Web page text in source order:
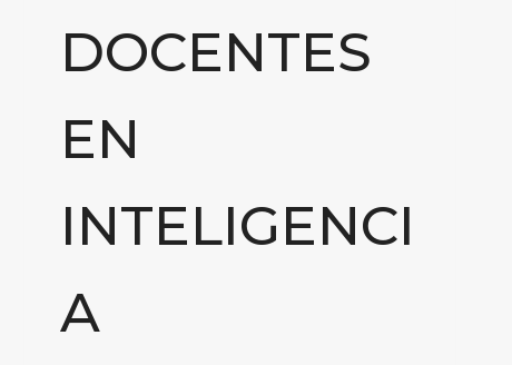
DOCENTES
EN
INTELIGENCI
A